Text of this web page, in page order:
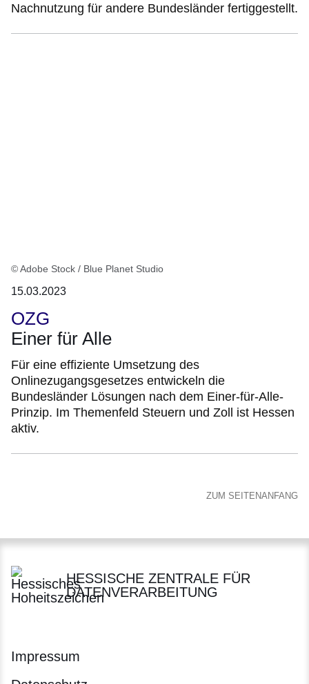
Nachnutzung für andere Bundesländer fertiggestellt.
© Adobe Stock / Blue Planet Studio
15.03.2023
OZG
Einer für Alle
Für eine effiziente Umsetzung des
Onlinezugangsgesetzes entwickeln die
Bundesländer Lösungen nach dem Einer-für-Alle-
Prinzip. Im Themenfeld Steuern und Zoll ist Hessen
aktiv.
ZUM SEITENANFANG
HESSISCHE ZENTRALE FÜR
DATENVERARBEITUNG
Impressum